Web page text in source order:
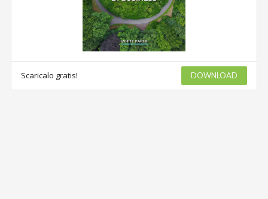
Scaricalo gratis! DOWNLOAD